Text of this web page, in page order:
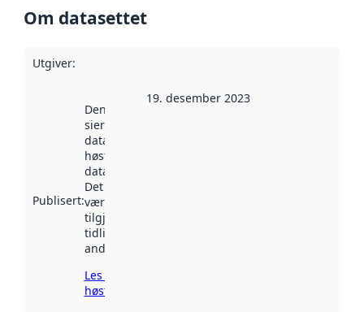
Om datasettet
Utgiver:
Publisert:
Denne datoen
sier når
datasettet ble
høstet av
data.norge.no.
Det kan ha
vært
tilgjengelig
tidligere
andre steder.
Les mer om
høsting her
19. desember 2023